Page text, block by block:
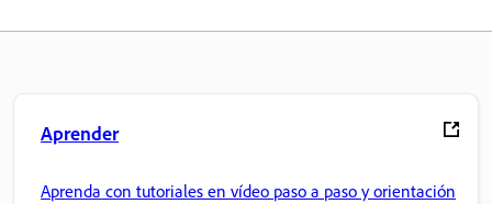
Aprender
Aprenda con tutoriales en vídeo paso a paso y orientación